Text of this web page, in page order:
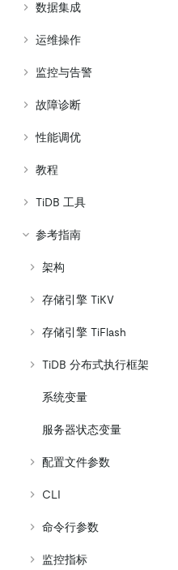
数据集成
运维操作
监控与告警
故障诊断
性能调优
教程
TiDB 工具
参考指南
架构
存储引擎 TiKV
存储引擎 TiFlash
TiDB 分布式执行框架
系统变量
服务器状态变量
配置文件参数
CLI
命令行参数
监控指标